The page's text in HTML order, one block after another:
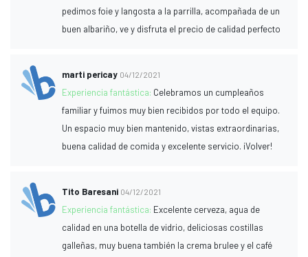
pedimos foie y langosta a la parrilla, acompañada de un
buen albariño, ve y disfruta el precio de calidad perfecto
marti pericay 04/12/2021
Experiencia fantástica: Celebramos un cumpleaños
familiar y fuimos muy bien recibidos por todo el equipo.
Un espacio muy bien mantenido, vistas extraordinarias,
buena calidad de comida y excelente servicio. ¡Volver!
Tito Baresani 04/12/2021
Experiencia fantástica: Excelente cerveza, agua de
calidad en una botella de vidrio, deliciosas costillas
galleñas, muy buena también la crema brulee y el café